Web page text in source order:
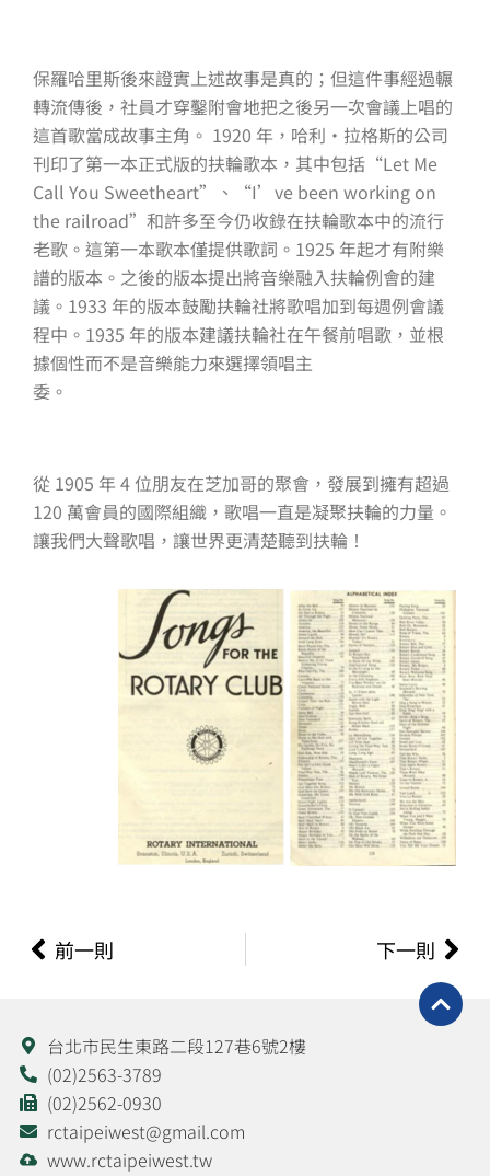
保羅哈里斯後來證實上述故事是真的；但這件事經過輾
轉流傳後，社員才穿鑿附會地把之後另一次會議上唱的
這首歌當成故事主角。 1920 年，哈利·拉格斯的公司
刊印了第一本正式版的扶輪歌本，其中包括“Let Me
Call You Sweetheart”、“I’ve been working on
the railroad”和許多至今仍收錄在扶輪歌本中的流行
老歌。這第一本歌本僅提供歌詞。1925 年起才有附樂
譜的版本。之後的版本提出將音樂融入扶輪例會的建
議。1933 年的版本鼓勵扶輪社將歌唱加到每週例會議
程中。1935 年的版本建議扶輪社在午餐前唱歌，並根
據個性而不是音樂能力來選擇領唱主
委。
從 1905 年 4 位朋友在芝加哥的聚會，發展到擁有超過
120 萬會員的國際組織，歌唱一直是凝聚扶輪的力量。
讓我們大聲歌唱，讓世界更清楚聽到扶輪！
上一頁
前一則 下一則 下
台北市民生東路二段127巷6號2樓
(02)2563-3789
(02)2562-0930
rctaipeiwest@gmail.com
www.rctaipeiwest.tw